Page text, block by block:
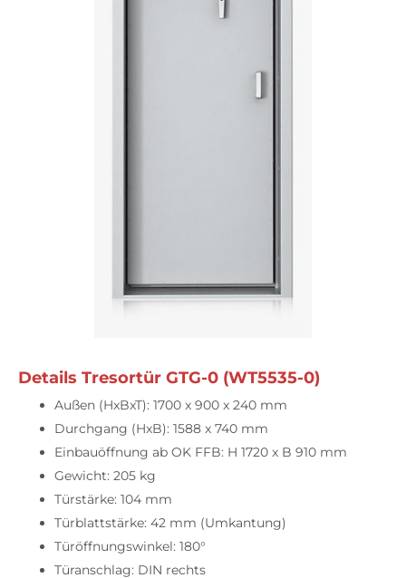
Details Tresortür GTG-0 (WT5535-0)
Außen (HxBxT): 1700 x 900 x 240 mm
Durchgang (HxB): 1588 x 740 mm
Einbauöffnung ab OK FFB: H 1720 x B 910 mm
Gewicht: 205 kg
Türstärke: 104 mm
Türblattstärke: 42 mm (Umkantung)
Türöffnungswinkel: 180°
Türanschlag: DIN rechts